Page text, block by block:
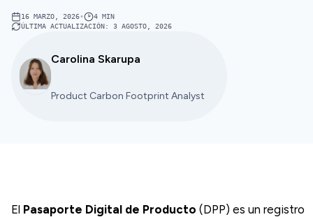
16 MARZO, 2026• 4 MIN
ÚLTIMA ACTUALIZACIÓN: 3 AGOSTO, 2026
Carolina Skarupa
Product Carbon Footprint Analyst
El Pasaporte Digital de Producto (DPP) es un registro